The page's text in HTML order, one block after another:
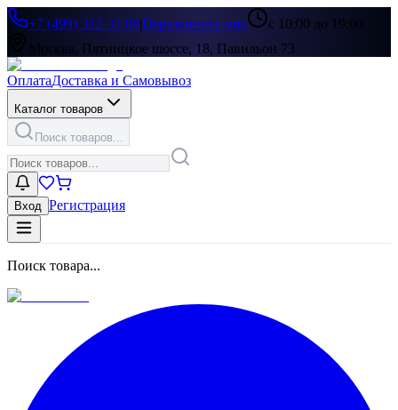
+7 (499) 322-33-86|Перезвоните мне
с 10:00 до 19:00
Москва, Пятницкое шоссе, 18, Павильон 73
ОплатаДоставка и Самовывоз
Каталог товаров
Поиск товаров...
Вход Регистрация
Поиск товара...